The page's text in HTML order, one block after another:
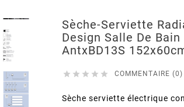
Sèche-Serviette
Design Salle De
AntxBD13S
     COMMENTAIRE (0)
Sèche serviette électrique